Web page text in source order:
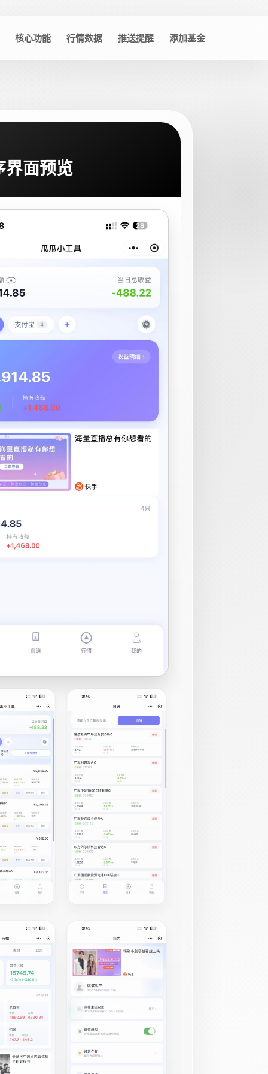
核心功能 行情数据 推送提醒 添加基金
界面预览